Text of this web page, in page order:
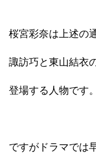
桜宮彩奈は上述の
諏訪巧と東山結衣
登場する人物です。
ですがドラマでは